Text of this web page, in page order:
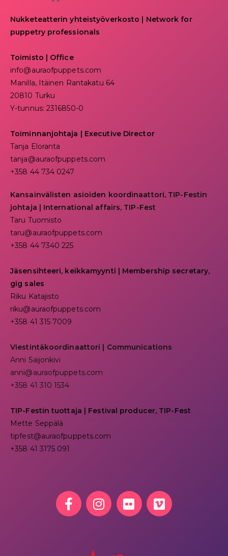
Nukketeatterin yhteistyöverkosto | Network for
puppetry professionals
Toimisto | Office
info@auraofpuppets.com
Manilla, Itäinen Rantakatu 64
20810 Turku
Y-tunnus: 2316850-0
Toiminnanjohtaja | Executive Director
Tanja Eloranta
tanja@auraofpuppets.com
+358 44 734 0247
Kansainvälisten asioiden koordinaattori, TIP-Festin
johtaja | International affairs, TIP-Fest
Taru Tuomisto
taru@auraofpuppets.com
+358 44 7340 225
Jäsensihteeri, keikkamyynti | Membership secretary,
gig sales
Riku Katajisto
riku@auraofpuppets.com
+358 41 315 7009
Viestintäkoordinaattori | Communications
Anni Saijonkivi
anni@auraofpuppets.com
+358 41 310 1534
TIP-Festin tuottaja | Festival producer, TIP-Fest
Mette Seppälä
tipfest@auraofpuppets.com
+358 41 3175 091